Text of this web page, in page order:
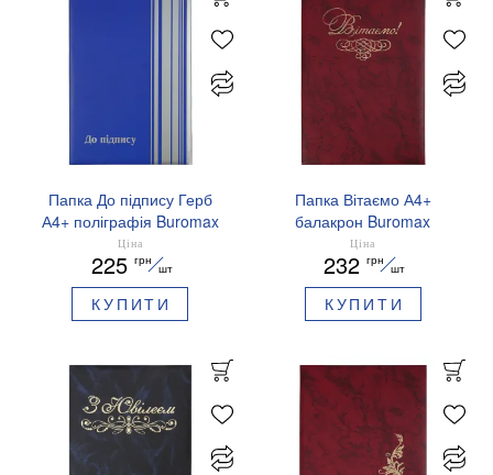
Папка До підпису Герб
А4+ поліграфія Buromax
BM.3570
Ціна
225 грн
шт
КУПИТИ
Папка Вітаємо А4+
балакрон Buromax
BM.3574
Ціна
232 грн
шт
КУПИТИ